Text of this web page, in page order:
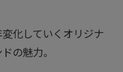
化していくオリジナ
の魅力。